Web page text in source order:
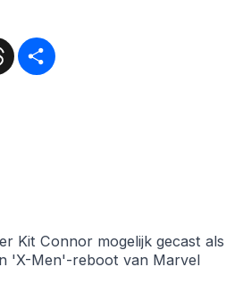
Threads
Kit Connor mogelijk gecast als
'X-Men'-reboot van Marvel